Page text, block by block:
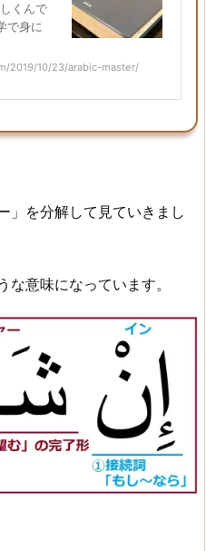
くんで
で身に
2019/10/23/arabic-master/
」を分解して見ていきまし
意味になっています。